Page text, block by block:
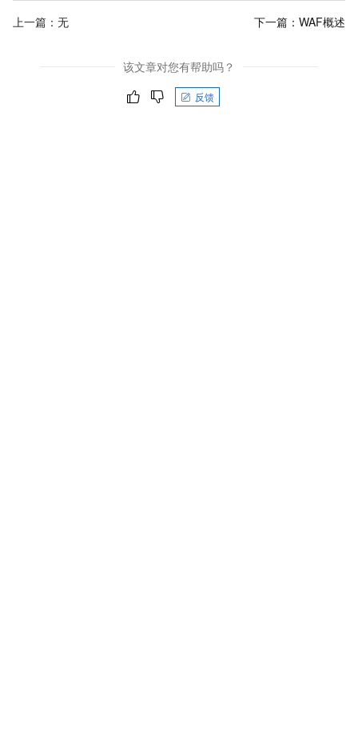
上一篇：无 下一篇： WAF概述
该文章对您有帮助吗？
反馈